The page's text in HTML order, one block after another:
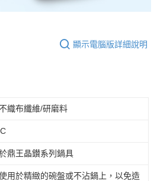
顯示電腦版詳細說明
織布纖維/研磨料
鼎王晶鑚系列鍋具
用於精緻的碗盤或不沾鍋上，以免造